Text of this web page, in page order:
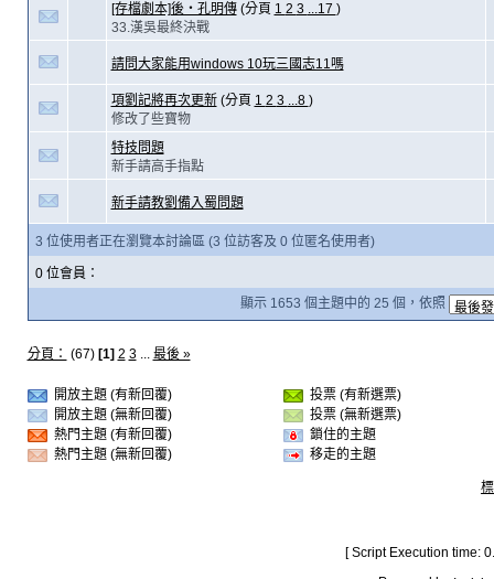
[存檔劇本]後‧孔明傳 (分頁 1 2 3 ...17 )
33.漢吳最終決戰
請問大家能用windows 10玩三國志11嗎
項劉記將再次更新 (分頁 1 2 3 ...8 )
修改了些寶物
特技問題
新手請高手指點
新手請教劉備入蜀問題
3 位使用者正在瀏覽本討論區 (3 位訪客及 0 位匿名使用者)
0 位會員：
顯示 1653 個主題中的 25 個，依照
分頁： (67) [1] 2 3... 最後 »
開放主題 (有新回覆)
開放主題 (無新回覆)
熱門主題 (有新回覆)
熱門主題 (無新回覆)
投票 (有新選票)
投票 (無新選票)
鎖住的主題
移走的主題
[ Script Execution time: